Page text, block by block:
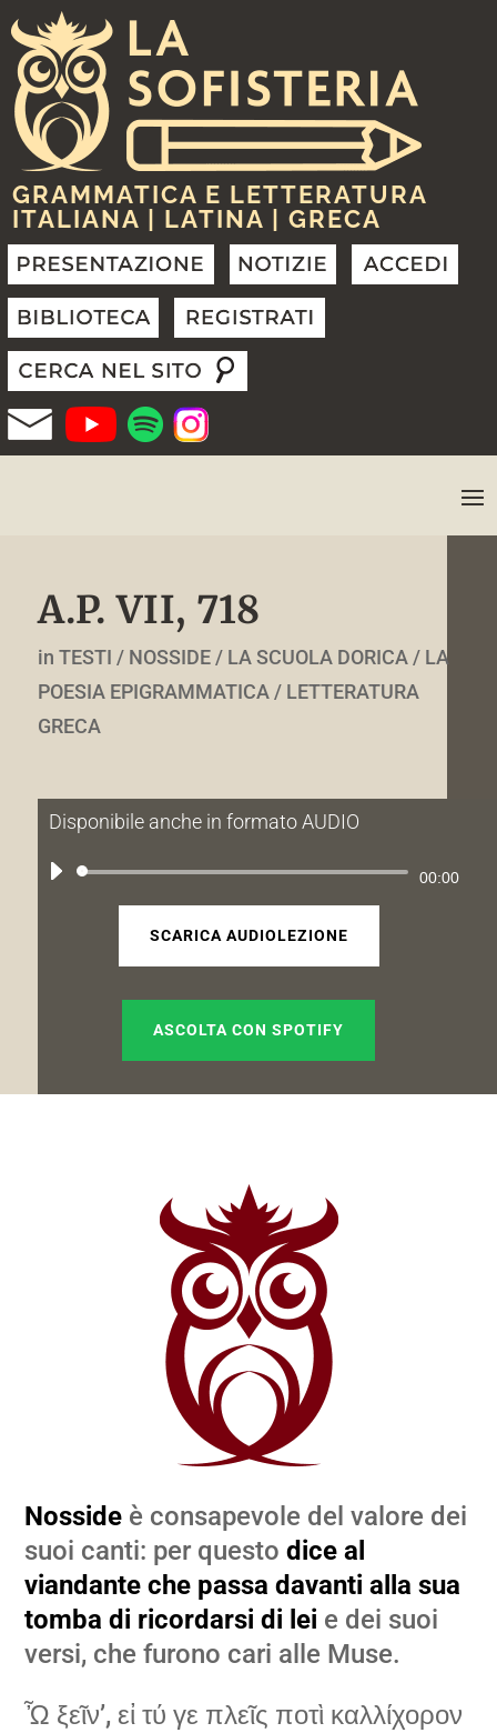
GRAMMATICA E LETTERATURA
ITALIANA | LATINA | GRECA
A.P. VII, 718
in TESTI / NOSSIDE / LA SCUOLA DORICA / LA
POESIA EPIGRAMMATICA / LETTERATURA
GRECA
Disponibile anche in formato AUDIO
Audio
00:00
SCARICA AUDIOLEZIONE
ASCOLTA CON SPOTIFY
Nosside è consapevole del valore dei
suoi canti: per questodice al
viandante che passa davanti alla sua
tomba di ricordarsi di lei e dei suoi
versi, che furono cari alle Muse.
Ὦ ξεῖν’, εἰ τύ γε πλεῖς ποτὶ καλλίχορον